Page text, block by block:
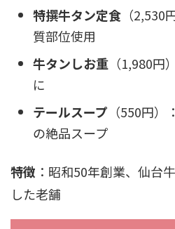
特撰牛タン定食 （
質部位使用
牛タンしお重 （1,980
に
テールスープ （550円
の絶品スープ
特徴 ：昭和50年創業、仙台
した老舗